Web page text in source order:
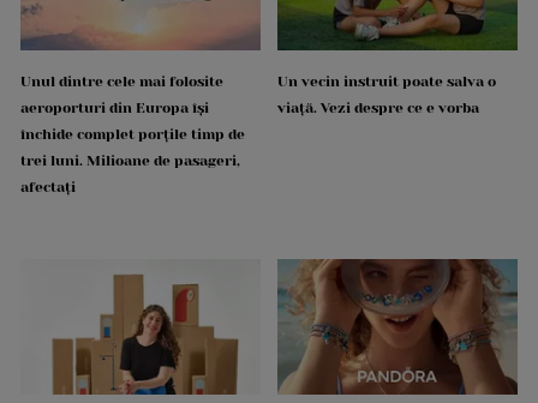
Unul dintre cele mai folosite
aeroporturi din Europa își
închide complet porțile timp de
trei luni. Milioane de pasageri,
afectați
Un vecin instruit poate salva o
viață. Vezi despre ce e vorba